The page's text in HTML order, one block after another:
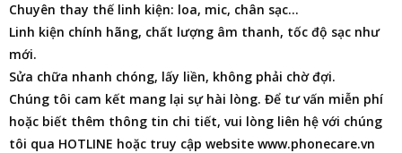
Chuyên thay thế linh kiện: loa, mic, chân sạc…
Linh kiện chính hãng, chất lượng âm thanh, tốc độ sạc như
mới.
Sửa chữa nhanh chóng, lấy liền, không phải chờ đợi.
Chúng tôi cam kết mang lại sự hài lòng. Để tư vấn miễn phí
hoặc biết thêm thông tin chi tiết, vui lòng liên hệ với chúng
tôi qua HOTLINE hoặc truy cập website www.phonecare.vn